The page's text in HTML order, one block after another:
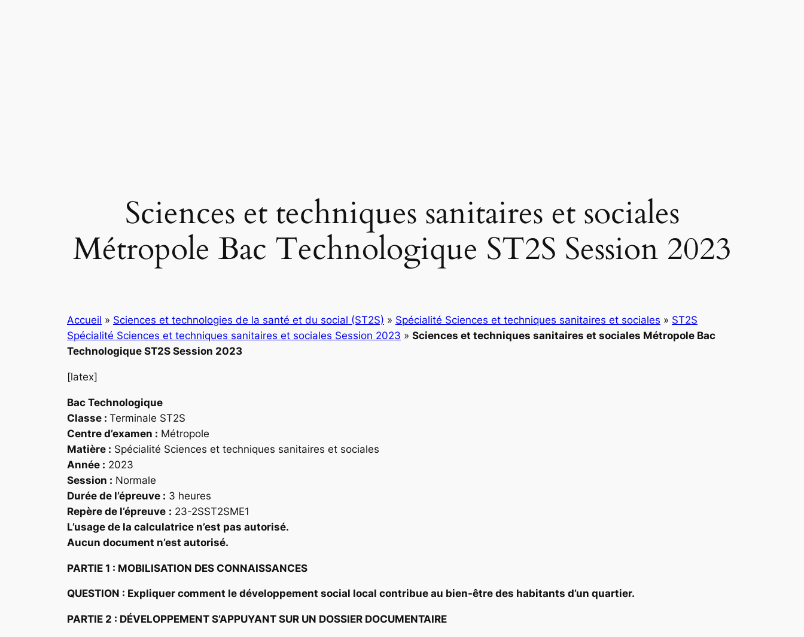
Sciences et techniques sanitaires et sociales
Métropole Bac Technologique ST2S Session 2023
Accueil » Sciences et technologies de la santé et du social (ST2S) » Spécialité Sciences et techniques sanitaires et sociales » ST2S
Spécialité Sciences et techniques sanitaires et sociales Session 2023 » Sciences et techniques sanitaires et sociales Métropole Bac
Technologique ST2S Session 2023
[latex]
Bac Technologique
Classe : Terminale ST2S
Centre d’examen : Métropole
Matière : Spécialité Sciences et techniques sanitaires et sociales
Année : 2023
Session : Normale
Durée de l’épreuve : 3 heures
Repère de l’épreuve : 23-2SST2SME1
L’usage de la calculatrice n’est pas autorisé.
Aucun document n’est autorisé.
PARTIE 1 : MOBILISATION DES CONNAISSANCES
QUESTION : Expliquer comment le développement social local contribue au bien-être des habitants d’un quartier.
PARTIE 2 : DÉVELOPPEMENT S’APPUYANT SUR UN DOSSIER DOCUMENTAIRE